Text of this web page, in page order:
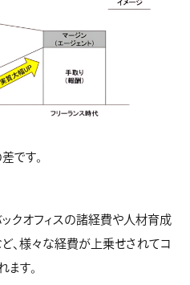
です。
クオフィスの諸経費や人材育成
、様々な経費が上乗せされてコ
す。